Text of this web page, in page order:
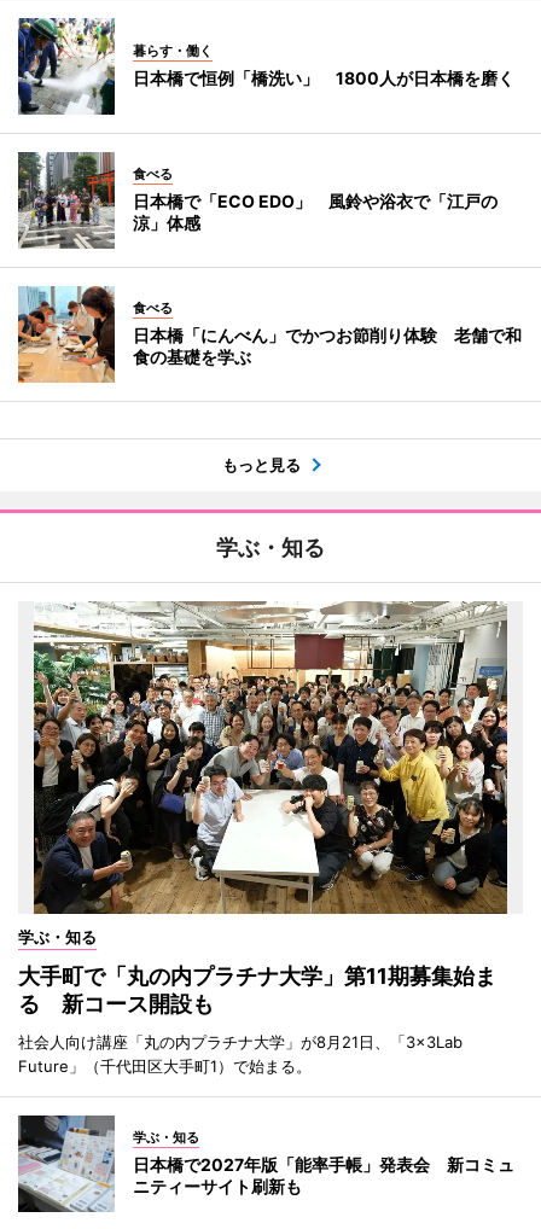
暮らす・働く
日本橋で恒例「橋洗い」 1800人が日本橋を磨く
食べる
日本橋で「ECO EDO」 風鈴や浴衣で「江戸の
涼」体感
食べる
日本橋「にんべん」でかつお節削り体験 老舗で和
食の基礎を学ぶ
もっと見る
学ぶ・知る
学ぶ・知る
大手町で「丸の内プラチナ大学」第11期募集始ま
る 新コース開設も
社会人向け講座「丸の内プラチナ大学」が8月21日、「3×3Lab
Future」（千代田区大手町1）で始まる。
学ぶ・知る
日本橋で2027年版「能率手帳」発表会 新コミュ
ニティーサイト刷新も